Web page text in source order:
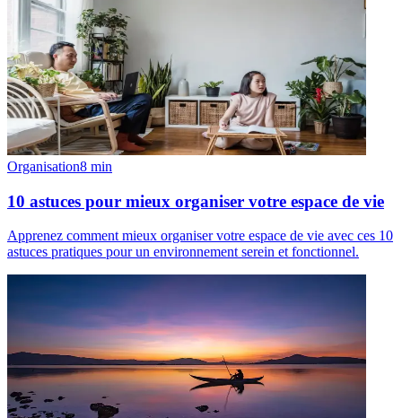
Organisation8 min
10 astuces pour mieux organiser votre espace de vie
Apprenez comment mieux organiser votre espace de vie avec ces 10
astuces pratiques pour un environnement serein et fonctionnel.